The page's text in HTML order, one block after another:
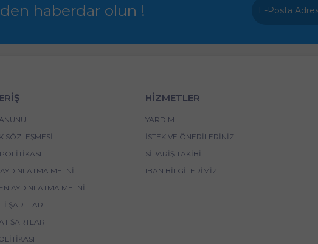
haberdar olun !
SÖZLEŞMESI
METNI
AYDINLATMA METNI
ŞARTLARI
ŞARTLARI
HİZMETLER
YARDIM
İSTEK VE ÖNERILERINIZ
SIPARIŞ TAKIBI
IBAN BİLGİLERİMİZ